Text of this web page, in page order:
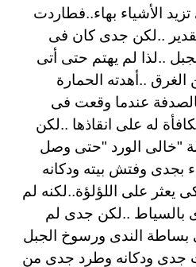
الأشياء بهاء..فطاردت
..لكن جدى كان فى
..لذا لم يهتم حتى أتى
..أهدته الحمارة
عندما وقعت فى
له على انقاذها ..لكن
"خالى الورد "حتى وصل
بجدى وفتش بيته ودكانه
على اللؤلؤة..لكنه لم
بالسياط ..لكن جدى لم
بساطة الندى ورسوخ الجبل
جدى ودكانه وطرد جدى من